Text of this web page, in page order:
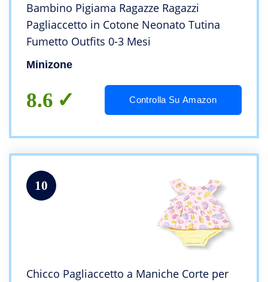
Bambino Pigiama Ragazze Ragazzi
Pagliaccetto in Cotone Neonato Tutina
Fumetto Outfits 0-3 Mesi
Minizone
8.6 Controlla Su Amazon
10
Chicco Pagliaccetto a Maniche Corte per